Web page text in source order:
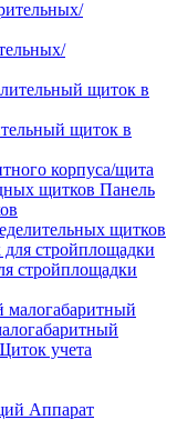
щиток в
корпуса/щита
Панель
щитков
стройплощадки
учета
Аппарат